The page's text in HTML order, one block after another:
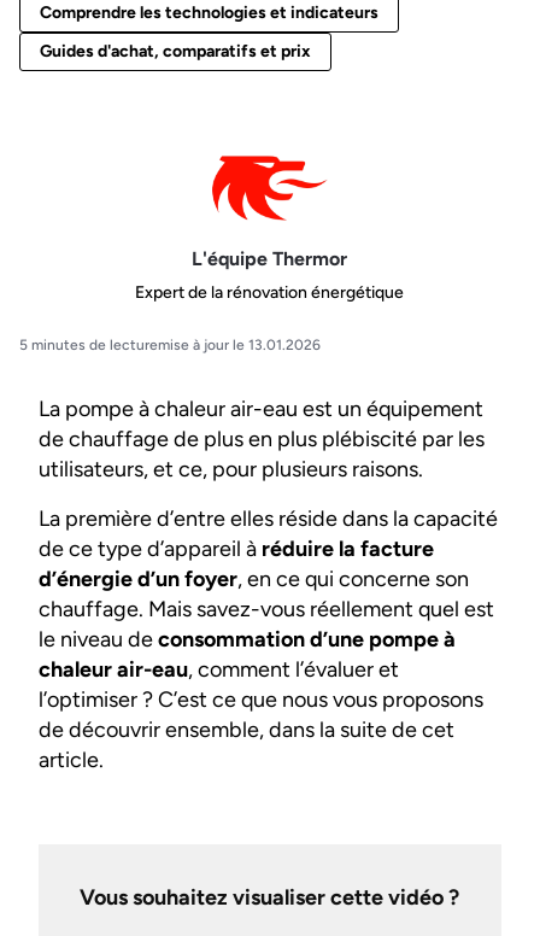
Comprendre les technologies et indicateurs
Guides d'achat, comparatifs et prix
L'équipe Thermor
Expert de la rénovation énergétique
5 minutes de lecturemise à jour le 13.01.2026
La pompe à chaleur air-eau est un équipement
de chauffage de plus en plus plébiscité par les
utilisateurs, et ce, pour plusieurs raisons.
La première d’entre elles réside dans la capacité
de ce type d’appareil à réduire la facture
d’énergie d’un foyer, en ce qui concerne son
chauffage. Mais savez-vous réellement quel est
le niveau deconsommation d’une pompe à
chaleur air-eau, comment l’évaluer et
l’optimiser ? C’est ce que nous vous proposons
de découvrir ensemble, dans la suite de cet
article.
Vous souhaitez visualiser cette vidéo ?